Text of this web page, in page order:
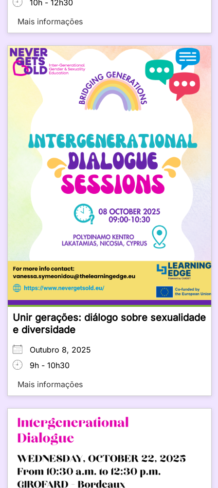
10h - 12h30
Mais informações
Unir gerações: diálogo sobre sexualidade
e diversidade
Outubro 8, 2025
9h - 10h30
Mais informações